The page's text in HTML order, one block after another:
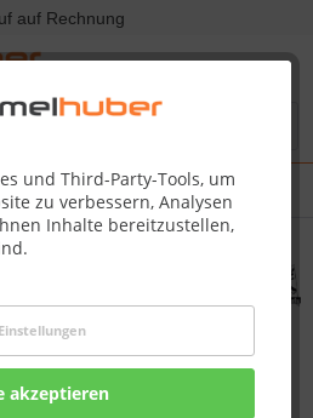
auf Rechnung
und Third-Party-Tools, um
zu verbessern, Analysen
Inhalte bereitzustellen,
Einstellungen
akzeptieren
1,51 m